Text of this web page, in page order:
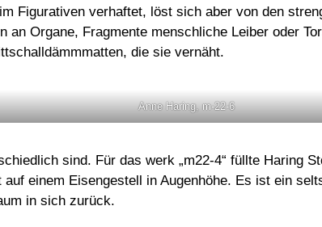
Figurativen verhaftet, löst sich aber von den
Organe, Fragmente menschliche Leiber oder
die sie vernäht.
Anne Haring, m-22-6
sind. Für das werk „m22-4“ füllte Haring
einem Eisengestell in Augenhöhe. Es ist ein
in sich zurück.